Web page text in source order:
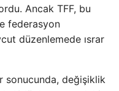
Ancak TFF, bu
federasyon
düzenlemede ısrar
sonucunda, değişiklik